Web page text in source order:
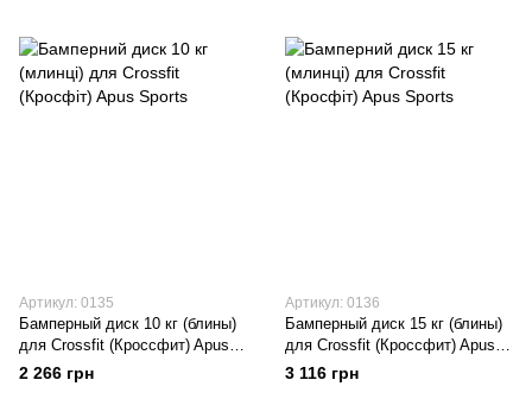
Артикул: 0135
Бамперный диск 10 кг (блины)
для Crossfit (Кроссфит) Apus
Sports
2 266 грн
Артикул: 0136
Бамперный диск 15 кг (блины)
для Crossfit (Кроссфит) Apus
Sports
3 116 грн